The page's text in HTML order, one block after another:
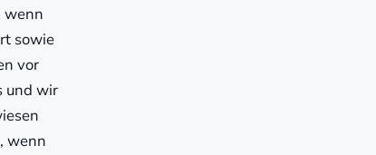
wenn
sowie
vor
und wir
wenn